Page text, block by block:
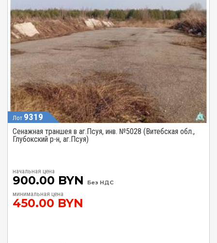
Лот 9319
Сенажная траншея в аг.Псуя, инв. №5028 (Витебская обл.,
Глубокский р-н, аг.Псуя)
начальная цена
900.00 BYN Без НДС
минимальная цена
450.00 BYN